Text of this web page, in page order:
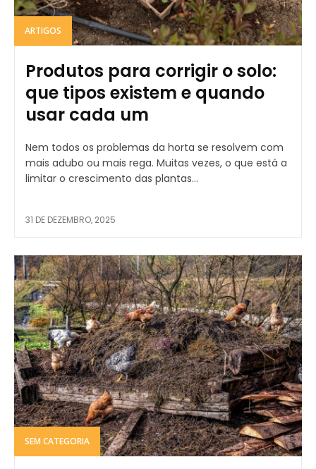
ARTIGOS
Produtos para corrigir o solo:
que tipos existem e quando
usar cada um
Nem todos os problemas da horta se resolvem com
mais adubo ou mais rega. Muitas vezes, o que está a
limitar o crescimento das plantas...
31 DE DEZEMBRO, 2025
SEM CATEGORIA